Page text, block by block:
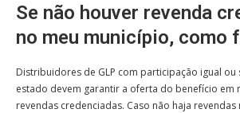
Se não houver revenda
no meu município, como
Distribuidores de GLP com participação igual ou
estado devem garantir a oferta do benefício em
revendas credenciadas. Caso não haja